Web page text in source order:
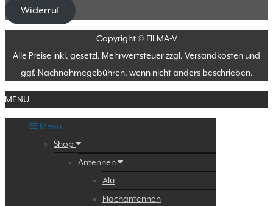
Widerruf
Copyright © FILMA-V
Alle Preise inkl. gesetzl. Mehrwertsteuer zzgl. Versandkosten und
ggf. Nachnahmegebühren, wenn nicht anders beschrieben.
MENU
Menü
Shop
Antennen
Alu
Flachantennen